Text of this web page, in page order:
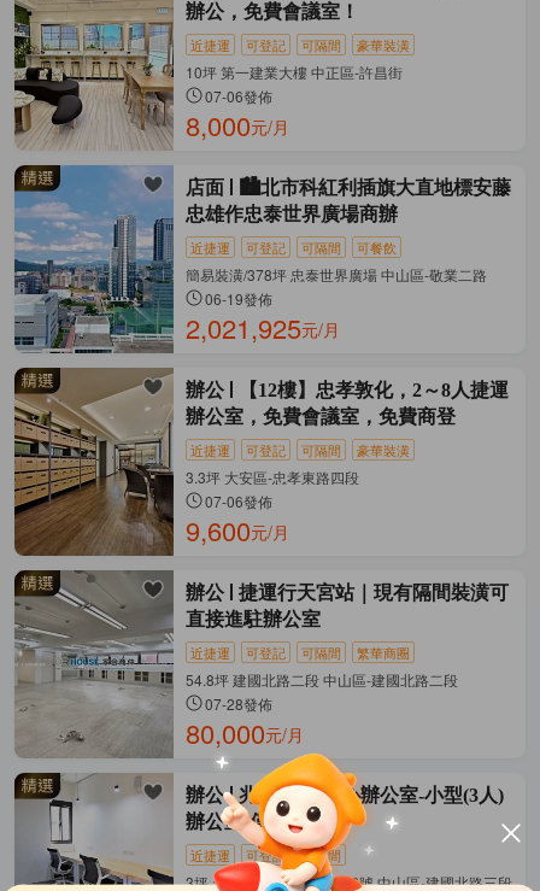
辦公，免費會議室！
近捷運 可登記 可隔間 豪華裝潢
10坪 第一建業大樓 中正區-許昌街
07-06發佈
8,000元/月
店面
🏙️北市科紅利插旗大直地標安藤
忠雄作忠泰世界廣場商辦
近捷運 可登記 可隔間 可餐飲
簡易裝潢/378坪 忠泰世界廣場 中山區-敬業二路
06-19發佈
2,021,925元/月
辦公
【12樓】忠孝敦化，2～8人捷運
辦公室，免費會議室，免費商登
近捷運 可登記 可隔間 豪華裝潢
3.3坪 大安區-忠孝東路四段
07-06發佈
9,600元/月
辦公
捷運行天宮站｜現有隔間裝潢可
直接進駐辦公室
近捷運 可登記 可隔間 繁華商圈
54.8坪 建國北路二段 中山區-建國北路二段
07-28發佈
80,000元/月
辦公
兆基-商務中心辦公室-小型(3人)
辦公室-僅此一間~
近捷運 可登記 可隔間
3坪 台北市建國北路三段92號 中山區-建國北路三段